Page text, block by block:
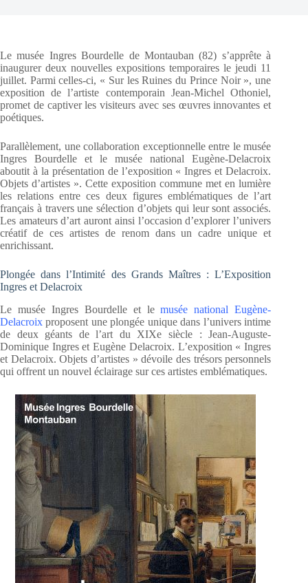
Le musée Ingres Bourdelle de Montauban (82) s’apprête à
inaugurer deux nouvelles expositions temporaires le jeudi 11
juillet. Parmi celles-ci, « Sur les Ruines du Prince Noir », une
exposition de l’artiste contemporain Jean-Michel Othoniel,
promet de captiver les visiteurs avec ses œuvres innovantes et
poétiques.
Parallèlement, une collaboration exceptionnelle entre le musée
Ingres Bourdelle et le musée national Eugène-Delacroix
aboutit à la présentation de l’exposition « Ingres et Delacroix.
Objets d’artistes ». Cette exposition commune met en lumière
les relations entre ces deux figures emblématiques de l’art
français à travers une sélection d’objets qui leur sont associés.
Les amateurs d’art auront ainsi l’occasion d’explorer l’univers
créatif de ces artistes de renom dans un cadre unique et
enrichissant.
Plongée dans l’Intimité des Grands Maîtres : L’Exposition
Ingres et Delacroix
Le musée Ingres Bourdelle et lemusée national Eugène-
Delacroix proposent une plongée unique dans l’univers intime
de deux géants de l’art du XIXe siècle : Jean-Auguste-
Dominique Ingres et Eugène Delacroix. L’exposition « Ingres
et Delacroix. Objets d’artistes » dévoile des trésors personnels
qui offrent un nouvel éclairage sur ces artistes emblématiques.